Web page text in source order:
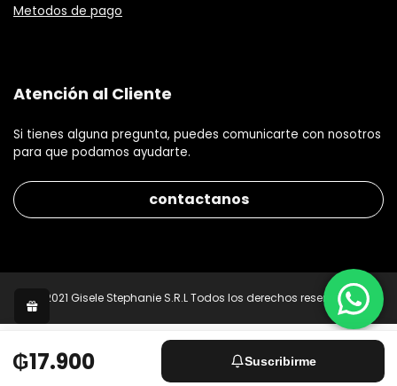
Metodos de pago
Atención al Cliente
Si tienes alguna pregunta, puedes comunicarte con nosotros
para que podamos ayudarte.
contactanos
© 2021 Gisele Stephanie S.R.L Todos los derechos reservados.
₲17.900 Suscribirme